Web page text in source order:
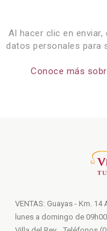
Al hacer clic en
datos personales para
Conoce más
VENTAS: Guayas - Km.
lunes a domingo de